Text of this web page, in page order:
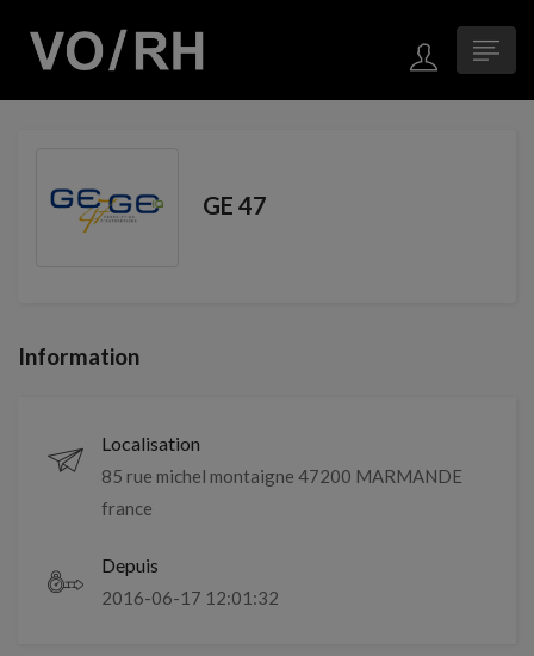
GE 47
Information
Localisation
85 rue michel montaigne 47200 MARMANDE
france
Depuis
2016-06-17 12:01:32